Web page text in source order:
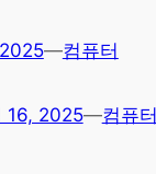
—컴퓨터
16, 2025—컴퓨터